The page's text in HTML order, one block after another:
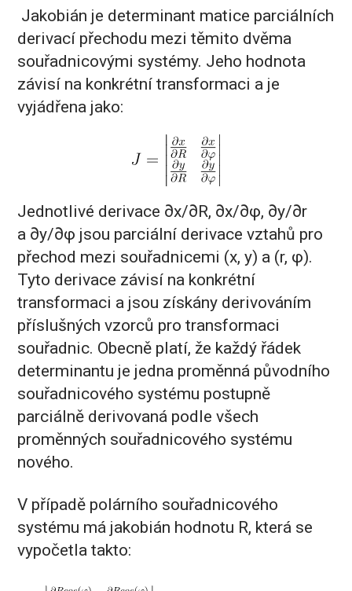
Jakobián je determinant matice parciálních
derivací přechodu mezi těmito dvěma
souřadnicovými systémy. Jeho hodnota
závisí na konkrétní transformaci a je
vyjádřena jako:
Jednotlivé derivace ∂x/∂R, ∂x/∂φ, ∂y/∂r
a ∂y/∂φ jsou parciální derivace vztahů pro
přechod mezi souřadnicemi (x, y) a (r, φ).
Tyto derivace závisí na konkrétní
transformaci a jsou získány derivováním
příslušných vzorců pro transformaci
souřadnic. Obecně platí, že každý řádek
determinantu je jedna proměnná původního
souřadnicového systému postupně
parciálně derivovaná podle všech
proměnných souřadnicového systému
nového.
V případě polárního souřadnicového
systému má jakobián hodnotu R, která se
vypočetla takto: